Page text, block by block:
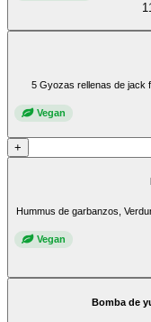
5 Gyozas rellenas de jack
Vegan
+
Hummus de garbanzos,
Vegan
Bomba de